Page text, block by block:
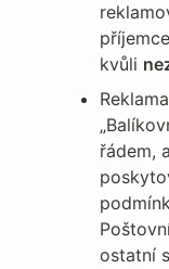
příjemce
kvůli
řádem,
ostatní